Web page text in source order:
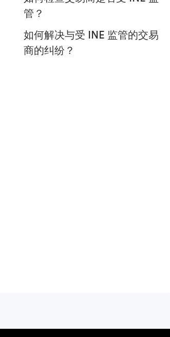
管？
如何解决与受 INE 监管的交易
商的纠纷？